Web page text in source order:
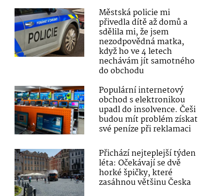
Městská policie mi
přivedla dítě až domů a
sdělila mi, že jsem
nezodpovědná matka,
když ho ve 4 letech
nechávám jít samotného
do obchodu
Populární internetový
obchod s elektronikou
upadl do insolvence. Češi
budou mít problém získat
své peníze při reklamaci
Přichází nejteplejší týden
léta: Očekávají se dvě
horké špičky, které
zasáhnou většinu Česka